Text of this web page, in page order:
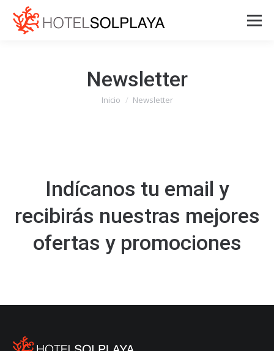
Newsletter
Estás aquí:
Inicio Newsletter
Indícanos tu email y
recibirás nuestras mejores
ofertas y promociones